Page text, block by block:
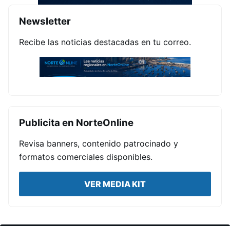
Newsletter
Recibe las noticias destacadas en tu correo.
Publicita en NorteOnline
Revisa banners, contenido patrocinado y
formatos comerciales disponibles.
VER MEDIA KIT